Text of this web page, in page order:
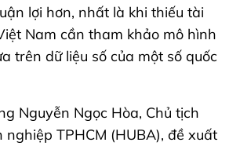
lợi hơn, nhất là khi thiếu tài
Nam cần tham khảo mô hình
trên dữ liệu số của một số quốc
Nguyễn Ngọc Hòa, Chủ tịch
nghiệp TPHCM (HUBA), đề xuất